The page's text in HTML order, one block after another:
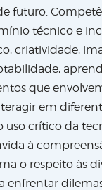
futuro.
técnico e
criatividade,
que
em
uso crítico da
à
o respeito às
enfrentar